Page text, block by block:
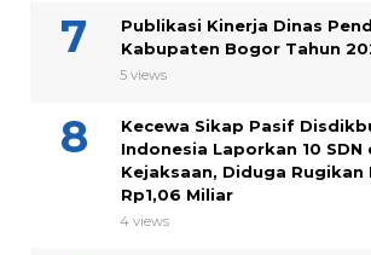
Publikasi Kinerja Dinas
Kabupaten Bogor Tahun
5 views
Kecewa Sikap Pasif
Indonesia Laporkan 10 SDN
Kejaksaan, Diduga Rugikan
Rp1,06 Miliar
4 views